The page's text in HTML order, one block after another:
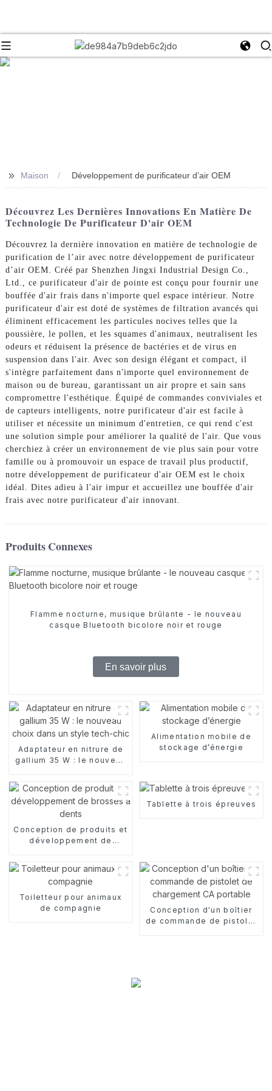
>> Maison Développement de purificateur d’air OEM
Découvrez Les Dernières Innovations En Matière De
Technologie De Purificateur D'air OEM
Découvrez la dernière innovation en matière de technologie de
purification de l’air avec notre développement de purificateur
d’air OEM. Créé par Shenzhen Jingxi Industrial Design Co.,
Ltd., ce purificateur d'air de pointe est conçu pour fournir une
bouffée d'air frais dans n'importe quel espace intérieur. Notre
purificateur d'air est doté de systèmes de filtration avancés qui
éliminent efficacement les particules nocives telles que la
poussière, le pollen, et les squames d'animaux, neutralisent les
odeurs et réduisent la présence de bactéries et de virus en
suspension dans l'air. Avec son design élégant et compact, il
s'intègre parfaitement dans n'importe quel environnement de
maison ou de bureau, garantissant un air propre et sain sans
compromettre l'esthétique. Équipé de commandes conviviales et
de capteurs intelligents, notre purificateur d'air est facile à
utiliser et nécessite un minimum d'entretien, ce qui rend c'est
une solution simple pour améliorer la qualité de l'air. Que vous
cherchiez à créer un environnement de vie plus sain pour votre
famille ou à promouvoir un espace de travail plus productif,
notre développement de purificateur d'air OEM est le choix
idéal. Dites adieu à l'air impur et accueillez une bouffée d'air
frais avec notre purificateur d'air innovant.
Produits Connexes
Flamme nocturne, musique brûlante - le nouveau
casque Bluetooth bicolore noir et rouge
En savoir plus
Adaptateur en nitrure de
gallium 35 W : le nouveau
Alimentation mobile de
stockage d’énergie
Conception de produits et
développement de
Tablette à trois épreuves
Toiletteur pour animaux
de compagnie
Conception d'un boîtier
de commande de pistolet